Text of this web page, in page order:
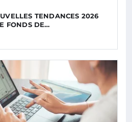
TENDANCES 2026
FONDS DE…